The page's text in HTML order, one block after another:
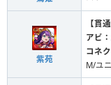
紫苑
【貫
アビ：
コネク
M/ユ